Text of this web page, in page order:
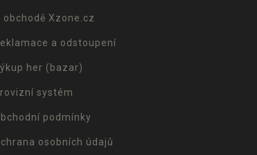
obchodě Xzone.cz
a odstoupení
her (bazar)
systém
podmínky
osobních údajů